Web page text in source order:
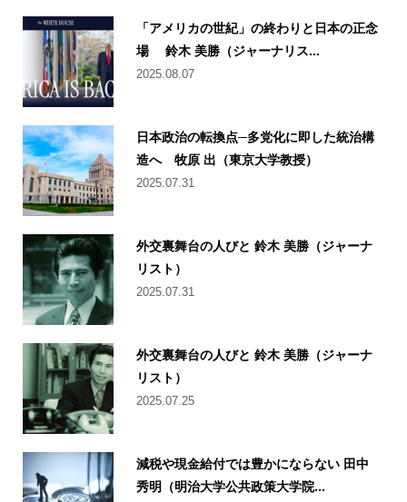
「アメリカの世紀」の終わりと日本の正念
場 鈴木 美勝（ジャーナリス...
2025.08.07
日本政治の転換点─多党化に即した統治構
造へ 牧原 出（東京大学教授）
2025.07.31
外交裏舞台の人びと 鈴木 美勝（ジャーナ
リスト）
2025.07.31
外交裏舞台の人びと 鈴木 美勝（ジャーナ
リスト）
2025.07.25
減税や現金給付では豊かにならない 田中
秀明（明治大学公共政策大学院...